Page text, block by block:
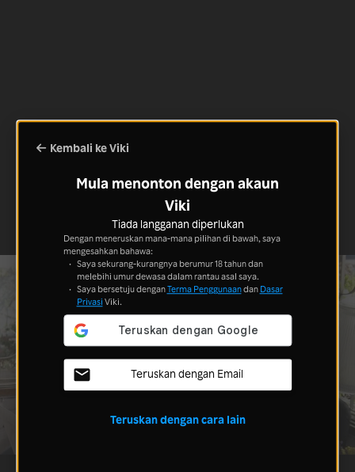
Kembali ke Viki
Mula menonton dengan akaun
Viki
Tiada langganan diperlukan
Dengan meneruskan mana-mana pilihan di bawah, saya
mengesahkan bahawa:
Saya sekurang-kurangnya berumur 18 tahun dan
melebihi umur dewasa dalam rantau asal saya.
Saya bersetuju denganTerma Penggunaandan Dasar
Privasi Viki.
Teruskan dengan Email
Teruskan dengan cara lain